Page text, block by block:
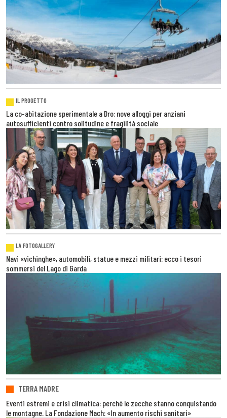
IL PROGETTO
La co-abitazione sperimentale a Dro: nove alloggi per anziani
autosufficienti contro solitudine e fragilità sociale
LA FOTOGALLERY
Navi «vichinghe», automobili, statue e mezzi militari: ecco i tesori
sommersi del Lago di Garda
TERRA MADRE
Eventi estremi e crisi climatica: perché le zecche stanno conquistando
le montagne. La Fondazione Mach: «In aumento rischi sanitari»